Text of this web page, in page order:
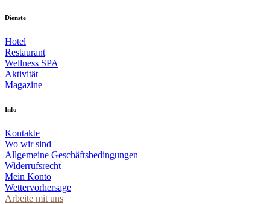
Dienste
Hotel
Restaurant
Wellness SPA
Aktivität
Magazine
Info
Kontakte
Wo wir sind
Allgemeine Geschäftsbedingungen
Widerrufsrecht
Mein Konto
Wettervorhersage
Arbeite mit uns